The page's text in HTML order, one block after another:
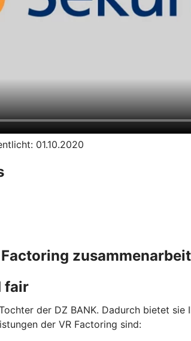
01.10.2020
fair
der DZ BANK. Dadurch bietet
der VR Factoring sind: